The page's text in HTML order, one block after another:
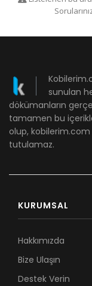
sunulan
dökümanların
tamamen bu
olup,
tutulamaz.
KURUMSAL
Hakkımızda
Bize Ulaşın
Destek Verin